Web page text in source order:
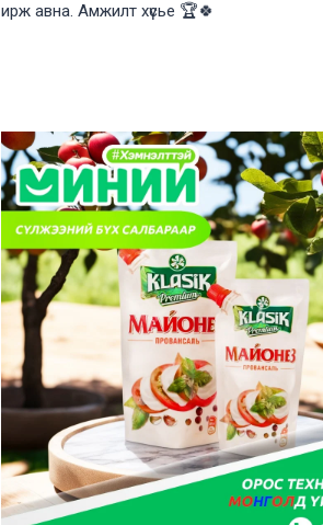
ирж авна. Амжилт хүсье 🏆🍀